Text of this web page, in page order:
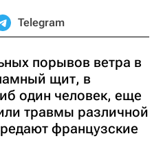
Telegram
порывов ветра в
щит, в
один человек, еще
травмы различной
французские